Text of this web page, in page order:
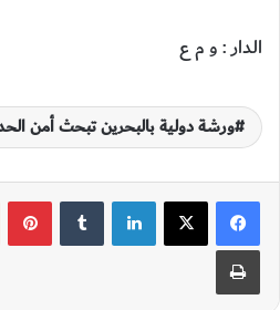
الدار : و م ع
ورشة دولية بالبحرين تبحث أمن
لينكدإن